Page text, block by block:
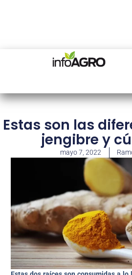
Estas son las
jengibre y
mayo 7, 2022